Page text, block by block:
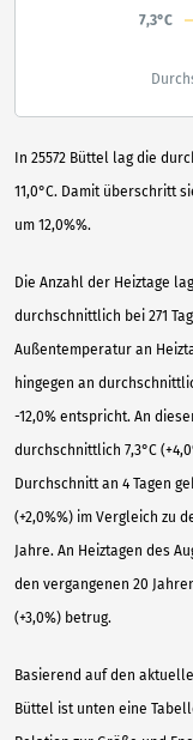
In 25572 Büttel lag die
11,0°C. Damit überschritt
um 12,0%%.
Die Anzahl der Heiztage
durchschnittlich bei 271
Außentemperatur an
hingegen an
-12,0% entspricht. An
durchschnittlich 7,3°C
Durchschnitt an 4 Tagen
(+2,0%%) im Vergleich zu
Jahre. An Heiztagen des
den vergangenen 20
(+3,0%) betrug.
Basierend auf den
Büttel ist unten eine
7,3°C